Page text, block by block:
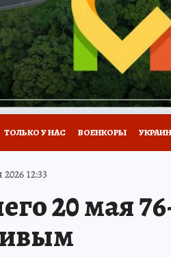
ТЕЛЕВИЗОР
ТЕСТЫ НОВОЕ НА
ТОЛЬКО У НАС ВОЕНКОРЫ
РОССИЯ
12:33
20 мая